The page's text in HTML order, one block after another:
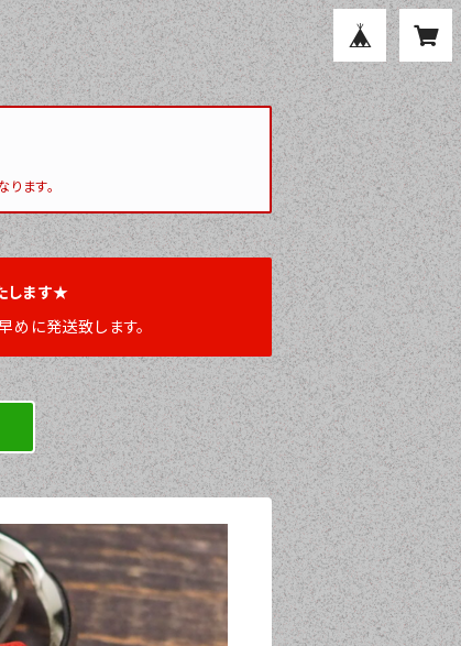
ます。
します★
に発送致します。